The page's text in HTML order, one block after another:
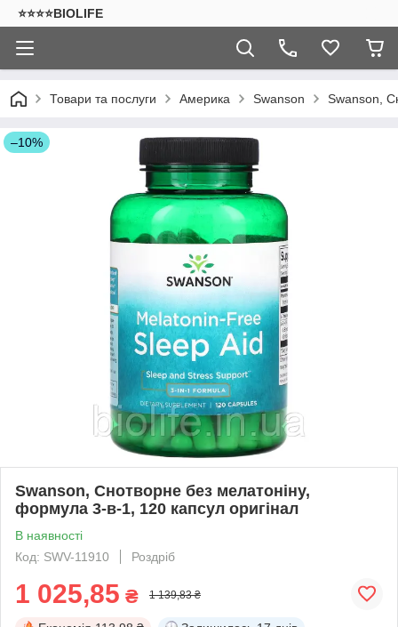
⭐⭐⭐⭐BIOLIFE
Товари та послуги Америка Swanson Swanson,
–10%
Swanson, Снотворне без мелатоніну,
формула 3-в-1, 120 капсул оригінал
В наявності
Код: SWV-11910
Роздріб
1 025,85 ₴ 1 139,83 ₴